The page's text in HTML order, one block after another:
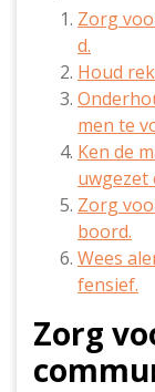
Zorg
d.
Houd
men te
Ken de
uwgezet
Zorg
boord.
Wees
fensief.
Zorg